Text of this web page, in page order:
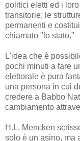
politici eletti ed i
transitorie; le
permanenti e
chiamato "lo stato."
L'idea che è
pochi minuti a fare
elettorale è pura
una persona in cui
credere a Babbo
cambiamento
H.L. Mencken
solo è un asino, ma